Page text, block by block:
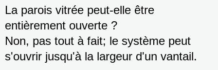
La parois vitrée peut-elle être
entièrement ouverte ?
Non, pas tout à fait; le système peut
s'ouvrir jusqu'à la largeur d'un vantail.